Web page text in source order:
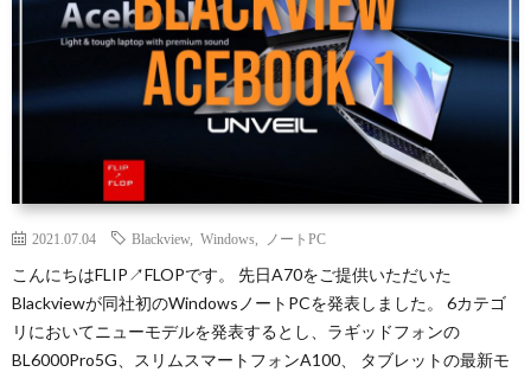
2021.07.04 Blackview, Windows ノートPC
こんにちはFLIP↗FLOPです。 先日A70をご提供いただいた
Blackviewが同社初のWindowsノートPCを発表しました。 6カテゴ
リにおいてニューモデルを発表するとし、ラギッドフォンの
BL6000Pro5G、スリムスマートフォンA100、 タブレットの最新モ